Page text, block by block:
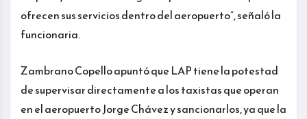
ofrecen sus servicios dentro del aeropuerto”, señaló la
funcionaria.
Zambrano Copello apuntó que LAP tiene la potestad
de supervisar directamente a los taxistas que operan
en el aeropuerto Jorge Chávez y sancionarlos, ya que la